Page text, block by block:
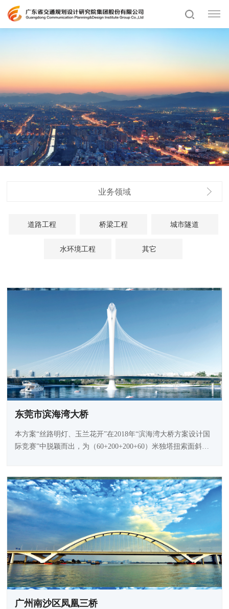
业务领域
道路工程 桥梁工程 城市隧道
水环境工程 其它
东莞市滨海湾大桥
本方案“丝路明灯、玉兰花开”在2018年“滨海湾大桥方案设计国
际竞赛”中脱颖而出，为（60+200+200+60）米独塔扭索面斜拉
广州南沙区凤凰三桥